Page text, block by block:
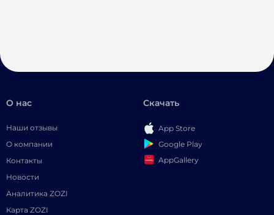
О нас
Наши отзывы
О компании
Контакты
Новости
Аналитика ZOZI
Карта ZOZI
Скачать
App Store
Google Play
AppGallery